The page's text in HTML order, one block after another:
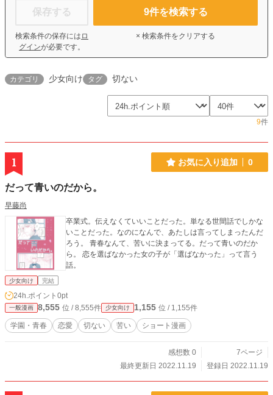
保存する
検索条件の保存には ロ
グインが必要です。
9件を検索する
× 検索条件をクリアする
カテゴリ 少女向け タグ 切ない
9件
1 お気に入り追加 0
だって青いのだから。
早藤尚
卒業式。伝えなくていいことだった。単なる世間話でしかな
いことだった。なのになんで、あたしは言ってしまったんだ
ろう。 青春なんて、苦いに決まってる。だって青いのだか
ら。 恋を選ばなかった女の子が「選ばなかった」って言う
話。
少女向け 完結
24h.ポイント 0pt
一般漫画 8,555 位 / 8,555件 少女向け 1,155 位 / 1,155件
学園・青春 恋愛 切ない 苦い ショート漫画
感想数 0
7ページ
最終更新日 2022.11.19
登録日 2022.11.19